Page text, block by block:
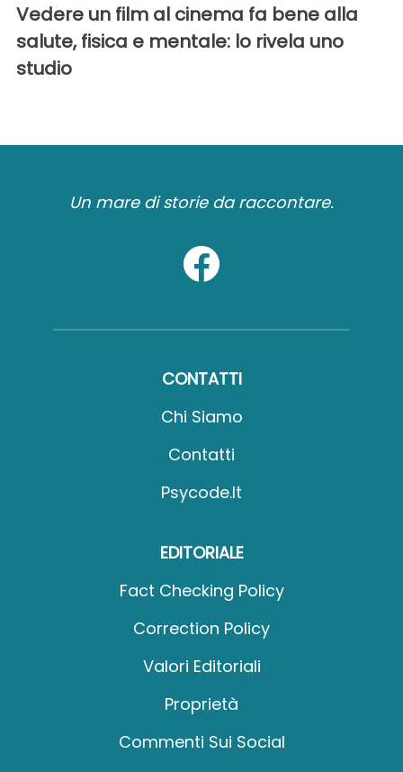
Vedere un film al cinema fa bene alla
salute, fisica e mentale: lo rivela uno
studio
Un mare di storie da raccontare.
CONTATTI
Chi Siamo
Contatti
Psycode.it
EDITORIALE
Fact Checking Policy
Correction Policy
Valori Editoriali
Proprietà
Commenti Sui Social